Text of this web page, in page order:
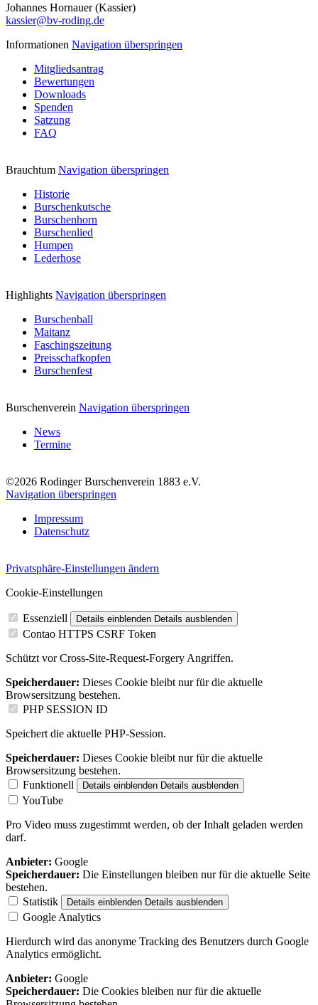
Johannes Hornauer (Kassier)
kassier@bv-roding.de
Informationen Navigation überspringen
Mitgliedsantrag
Bewertungen
Downloads
Spenden
Satzung
FAQ
Brauchtum Navigation überspringen
Historie
Burschenkutsche
Burschenhorn
Burschenlied
Humpen
Lederhose
Highlights Navigation überspringen
Burschenball
Maitanz
Faschingszeitung
Preisschafkopfen
Burschenfest
Burschenverein Navigation überspringen
News
Termine
©2026 Rodinger Burschenverein 1883 e.V.
Navigation überspringen
Impressum
Datenschutz
Privatsphäre-Einstellungen ändern
Cookie-Einstellungen
Essenziell Details einblenden Details ausblenden
Contao HTTPS CSRF Token
Schützt vor Cross-Site-Request-Forgery Angriffen.
Speicherdauer: Dieses Cookie bleibt nur für die aktuelle
Browsersitzung bestehen.
PHP SESSION ID
Speichert die aktuelle PHP-Session.
Speicherdauer: Dieses Cookie bleibt nur für die aktuelle
Browsersitzung bestehen.
Funktionell
Details einblenden Details ausblenden
YouTube
Pro Video muss zugestimmt werden, ob der Inhalt geladen werden
darf.
Anbieter: Google
Speicherdauer: Die Einstellungen bleiben nur für die aktuelle Seite
bestehen.
Statistik
Details einblenden Details ausblenden
Google Analytics
Hierdurch wird das anonyme Tracking des Benutzers durch Google
Analytics ermöglicht.
Anbieter: Google
Speicherdauer: Die Cookies bleiben nur für die aktuelle